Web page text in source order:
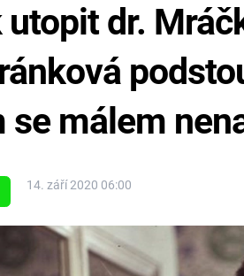
14. září 2020 06:00
utopit dr.
se málem